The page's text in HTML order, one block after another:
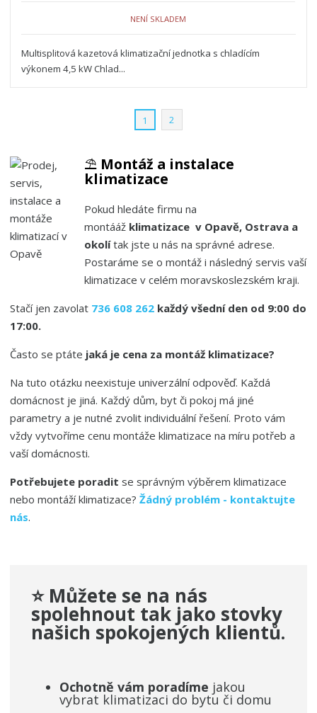
NENÍ SKLADEM
Multisplitová kazetová klimatizační jednotka s chladícím
výkonem 4,5 kW Chlad...
1 2
⛱️ Montáž a instalace
klimatizace
Pokud hledáte firmu na
montááž klimatizace v Opavě, Ostrava a
okolítak jste u nás na správné adrese.
Postaráme se o montáž i následný servis vaší
klimatizace v celém moravskoslezském kraji.
Stačí jen zavolat 736 608 262 každý všední den od 9:00 do
17:00.
Často se ptáte jaká je cena za montáž klimatizace?
Na tuto otázku neexistuje univerzální odpověď. Každá
domácnost je jiná. Každý dům, byt či pokoj má jiné
parametry a je nutné zvolit individuální řešení. Proto vám
vždy vytvoříme cenu montáže klimatizace na míru potřeb a
vaší domácnosti.
Potřebujete poradit se správným výběrem klimatizace
nebo montáží klimatizace?Žádný problém - kontaktujte
nás.
⭐ Můžete se na nás
spolehnout tak jako stovky
našich spokojených klientů.
Ochotně vám poradíme jakou
vybrat klimatizaci do bytu či domu